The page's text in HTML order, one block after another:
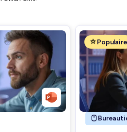
Populaire